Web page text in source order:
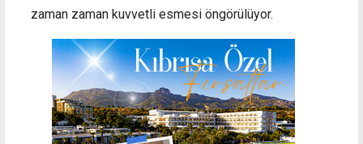
zaman zaman kuvvetli esmesi öngörülüyor.